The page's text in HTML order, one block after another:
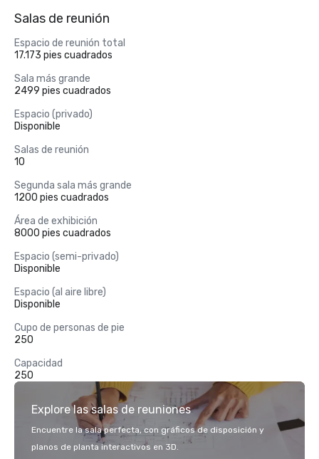
Salas de reunión
Espacio de reunión total
17.173 pies cuadrados
Sala más grande
2499 pies cuadrados
Espacio (privado)
Disponible
Salas de reunión
10
Segunda sala más grande
1200 pies cuadrados
Área de exhibición
8000 pies cuadrados
Espacio (semi-privado)
Disponible
Espacio (al aire libre)
Disponible
Cupo de personas de pie
250
Capacidad
250
Explore las salas de reuniones
Encuentre la sala perfecta, con gráficos de disposición y
planos de planta interactivos en 3D.